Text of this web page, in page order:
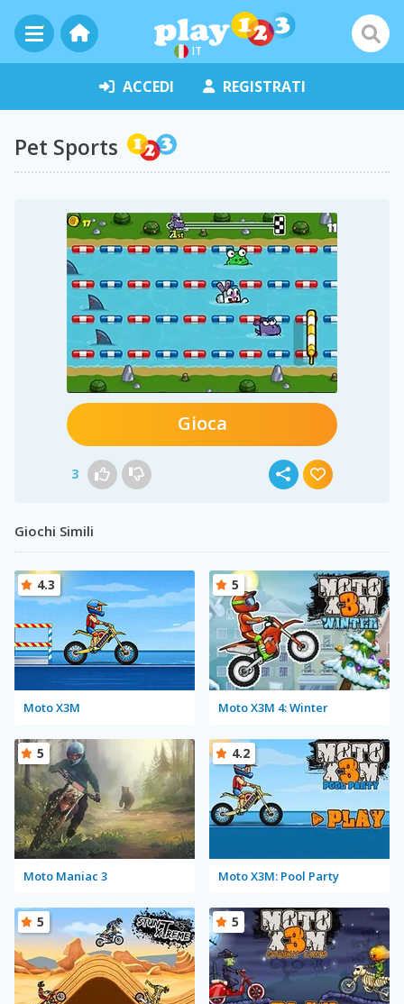
IT
ACCEDI REGISTRATI
Pet Sports
Gioca
3
Giochi Simili
Moto X3M
4.3
Moto X3M 4: Winter
5
Moto Maniac 3
5
Moto X3M: Pool Party
4.2
5 5